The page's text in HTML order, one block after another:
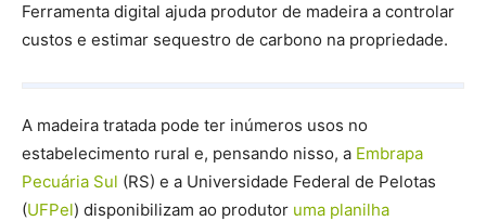
Ferramenta digital ajuda produtor de madeira a controlar
custos e estimar sequestro de carbono na propriedade.
A madeira tratada pode ter inúmeros usos no
estabelecimento rural e, pensando nisso, a Embrapa
Pecuária Sul (RS) e a Universidade Federal de Pelotas
(UFPel) disponibilizam ao produtor uma planilha